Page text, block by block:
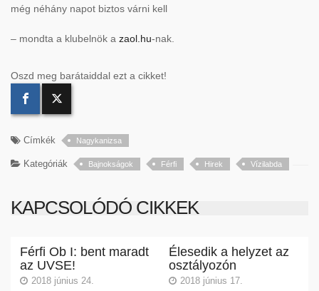
még néhány napot biztos várni kell
– mondta a klubelnök a zaol.hu-nak.
Oszd meg barátaiddal ezt a cikket!
Címkék Nagykanizsa
Kategóriák Bajnokságok Férfi Hirek Vízilabda
KAPCSOLÓDÓ CIKKEK
Férfi Ob I: bent maradt
az UVSE!
2018 június 24.
Élesedik a helyzet az
osztályozón
2018 június 17.